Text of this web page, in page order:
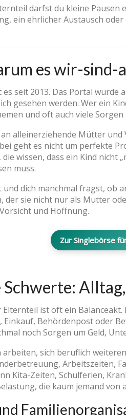
darfst du kleine
ein ehrlicher Austausch
es wir-sind-
seit 2013. Das Portal
gesehen werden. Wer ein
und oft auch viele
alleinerziehende Mütter
geht es nicht um perfekte
wissen, dass ein Kind nicht
muss.
dich manchmal fragst, ob
der sie nicht nur als Mutter
und Hoffnung.
Zur Singlebörse
ist oft ein
Behördenpost oder
noch Sorgen um Geld,
sich beruflich
Arbeitszeiten,
Kita-Zeiten, Schulferien,
die kaum jemand von